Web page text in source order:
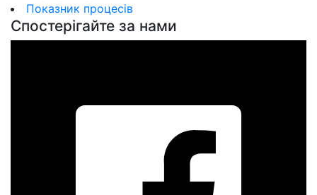
Показник процесів
Спостерігайте за нами